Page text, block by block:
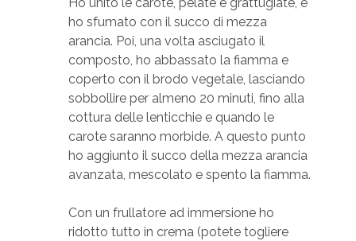
ho sfumato con il succo di mezza
arancia. Poi, una volta asciugato il
composto, ho abbassato la fiamma e
coperto con il brodo vegetale, lasciando
sobbollire per almeno 20 minuti, fino alla
cottura delle lenticchie e quando le
carote saranno morbide. A questo punto
ho aggiunto il succo della mezza arancia
avanzata, mescolato e spento la fiamma.
Con un frullatore ad immersione ho
ridotto tutto in crema (potete togliere